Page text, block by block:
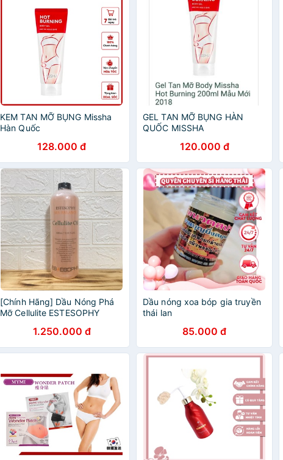
KEM TAN MỠ BỤNG Missha
Hàn Quốc
128.000 đ
GEL TAN MỠ BỤNG HÀN
QUỐC MISSHA
120.000 đ
[Chính Hãng] Dầu Nóng Phá
Mỡ Cellulite ESTESOPHY
1.250.000 đ
Dầu nóng xoa bóp gia truyền
thái lan
85.000 đ